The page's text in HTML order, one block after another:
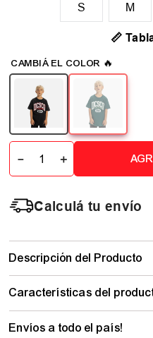
M
📏
＋
－
Calculá tu envío
Descripción del Producto
Características del
Envíos a todo el país!